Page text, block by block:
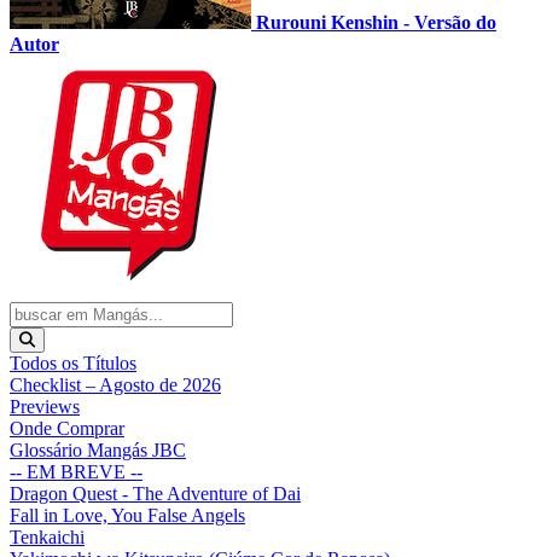
Rurouni Kenshin - Versão do
Autor
Todos os Títulos
Checklist – Agosto de 2026
Previews
Onde Comprar
Glossário Mangás JBC
-- EM BREVE --
Dragon Quest - The Adventure of Dai
Fall in Love, You False Angels
Tenkaichi